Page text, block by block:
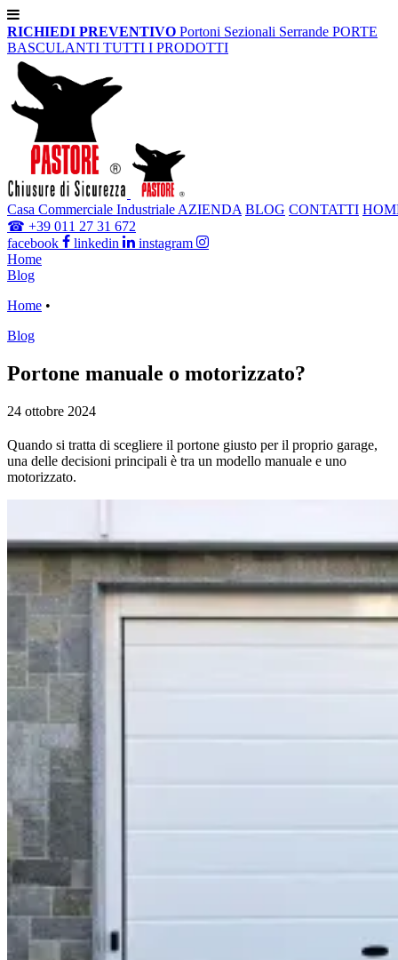
RICHIEDI PREVENTIVO Portoni Sezionali Serrande PORTE
BASCULANTI TUTTI I PRODOTTI
Casa Commerciale Industriale AZIENDA BLOG CONTATTI
☎ +39 011 27 31 672
facebook
linkedin
instagram
Home
Blog
Home •
Blog
Portone manuale o motorizzato?
24 ottobre 2024
Quando si tratta di scegliere il portone giusto per il proprio garage,
una delle decisioni principali è tra un modello manuale e uno
motorizzato.